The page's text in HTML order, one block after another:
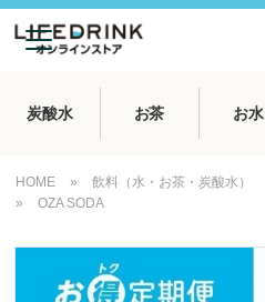
炭酸水 お茶 お水
HOME » 飲料（水・お茶・炭酸水）
»
OZA SODA